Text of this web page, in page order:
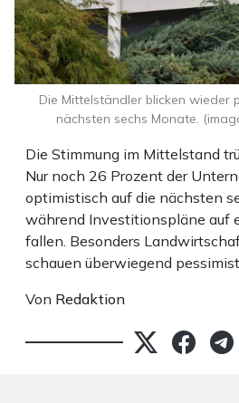
Die Stimmung im Mittelstand
Nur noch 26 Prozent der
optimistisch auf die nächsten
während Investitionspläne auf
fallen. Besonders
schauen überwiegend
Von Redaktion
Die Mittelständler blicken wieder
nächsten sechs Monate.